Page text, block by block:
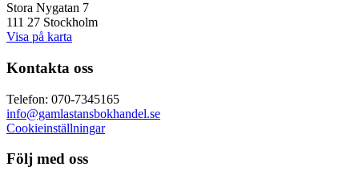
Stora Nygatan 7
111 27 Stockholm
Visa på karta
Kontakta oss
Telefon: 070-7345165
info@gamlastansbokhandel.se
Cookieinställningar
Följ med oss